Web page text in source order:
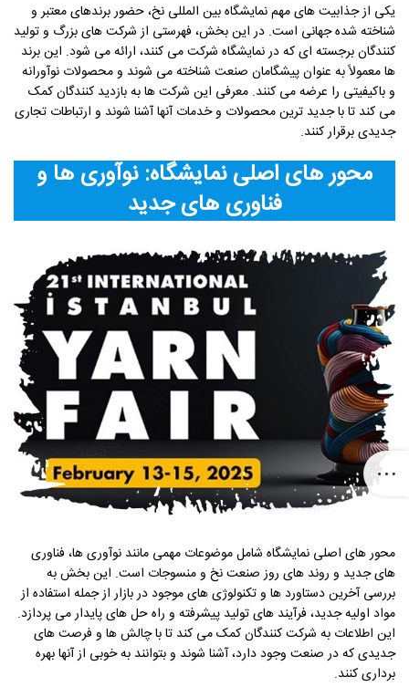
یکی از جذابیت های مهم نمایشگاه بین المللی نخ، حضور برندهای معتبر و
شناخته شده جهانی است. در این بخش، فهرستی از شرکت های بزرگ و تولید
کنندگان برجسته ای که در نمایشگاه شرکت می کنند، ارائه می شود. این برند
ها معمولاً به عنوان پیشگامان صنعت شناخته می شوند و محصولات نوآورانه
و باکیفیتی را عرضه می کنند. معرفی این شرکت ها به بازدید کنندگان کمک
می کند تا با جدید ترین محصولات و خدمات آنها آشنا شوند و ارتباطات تجاری
جدیدی برقرار کنند.
محور های اصلی نمایشگاه: نوآوری ها و
فناوری های جدید
محور های اصلی نمایشگاه شامل موضوعات مهمی مانند نوآوری ها، فناوری
های جدید و روند های روز صنعت نخ و منسوجات است. این بخش به
بررسی آخرین دستاورد ها و تکنولوژی های موجود در بازار از جمله استفاده از
مواد اولیه جدید، فرآیند های تولید پیشرفته و راه حل های پایدار می پردازد.
این اطلاعات به شرکت کنندگان کمک می کند تا با چالش ها و فرصت های
جدیدی که در صنعت وجود دارد، آشنا شوند و بتوانند به خوبی از آنها بهره
برداری کنند.